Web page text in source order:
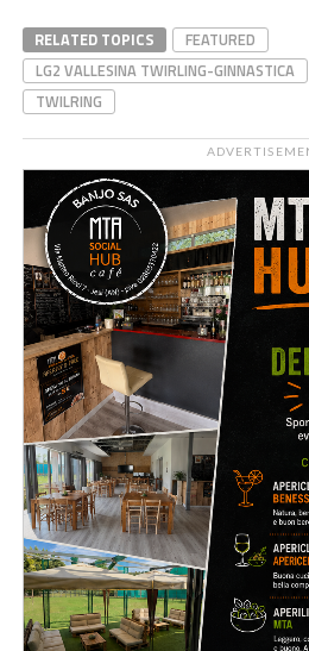
RELATED TOPICS
FEATURED
LG2 VALLESINA TWIRLING-GINNASTICA
TWILRING